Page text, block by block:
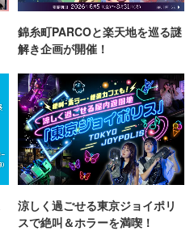
錦糸町PARCOと楽天地を巡る謎
解き企画が開催！
涼しく過ごせる東京ジョイポリ
スで絶叫＆ホラーを満喫！